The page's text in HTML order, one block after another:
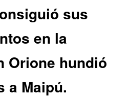
sus
en la
Orione hundió
a Maipú.